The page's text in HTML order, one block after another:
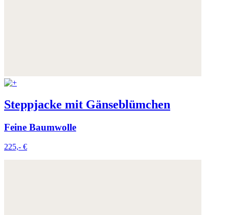
Steppjacke mit Gänseblümchen
Feine Baumwolle
225,- €